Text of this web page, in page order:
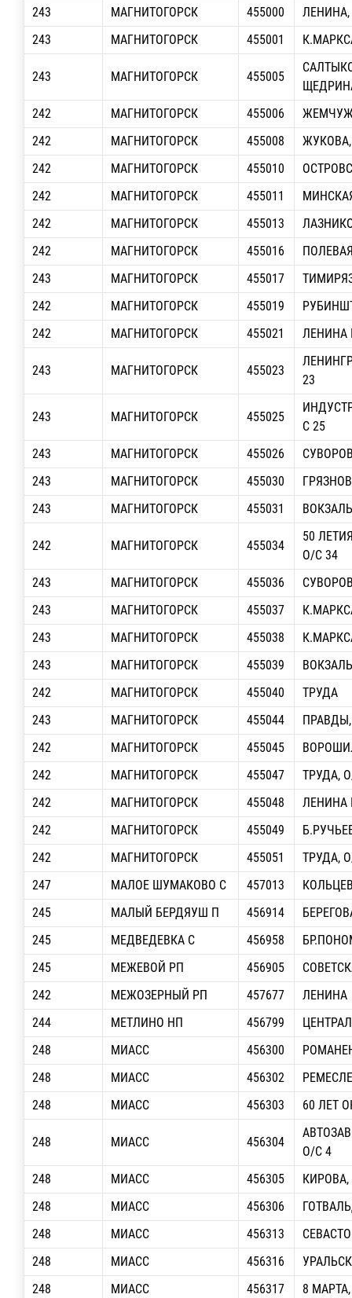
243 МАГНИТОГОРСК 455000
ЛЕНИНА,
243
МАГНИТОГОРСК 455001
243 МАГНИТОГОРСК 455005
242
МАГНИТОГОРСК 455006
242
МАГНИТОГОРСК 455008
242
МАГНИТОГОРСК 455010
242
МАГНИТОГОРСК 455011
242
МАГНИТОГОРСК 455013
242
МАГНИТОГОРСК 455016
243
МАГНИТОГОРСК 455017
242
МАГНИТОГОРСК 455019
242
МАГНИТОГОРСК 455021 ЛЕНИНА
243 МАГНИТОГОРСК 455023
23
243 МАГНИТОГОРСК 455025
С 25
243
МАГНИТОГОРСК 455026
243
МАГНИТОГОРСК 455030
243
МАГНИТОГОРСК 455031
242 МАГНИТОГОРСК 455034
50
О/С 34
243
МАГНИТОГОРСК 455036
243
МАГНИТОГОРСК 455037
243
МАГНИТОГОРСК 455038
243
МАГНИТОГОРСК 455039
242
МАГНИТОГОРСК 455040
ТРУДА
243
МАГНИТОГОРСК 455044
242
МАГНИТОГОРСК 455045
242
МАГНИТОГОРСК 455047
ТРУДА,
242
МАГНИТОГОРСК 455048
ЛЕНИНА
242
МАГНИТОГОРСК 455049
242
МАГНИТОГОРСК 455051
ТРУДА,
247
МАЛОЕ ШУМАКОВО С 457013
245
МАЛЫЙ БЕРДЯУШ П 456914
245
МЕДВЕДЕВКА С 456958
245
МЕЖЕВОЙ РП 456905
242
МЕЖОЗЕРНЫЙ РП 457677
ЛЕНИНА
244
МЕТЛИНО НП 456799
248
МИАСС 456300
248
МИАСС 456302
248
МИАСС 456303 60 ЛЕТ
248 МИАСС 456304
О/С 4
248
МИАСС 456305
248
МИАСС 456306
248
МИАСС 456313
248
МИАСС 456316
248
МИАСС 456317 8